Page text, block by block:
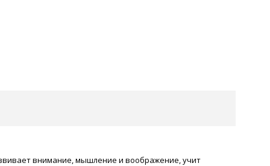
внимание, мышление и воображение, учит